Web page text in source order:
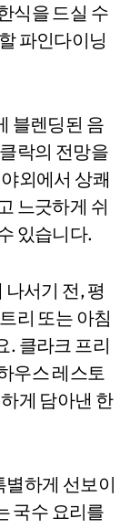
식을 드실 수
파인다이닝
블렌딩된 음
락의 전망을
외에서 상쾌
느긋하게 쉬
있습니다.
서기 전, 평
리 또는 아침
. 클라크 프리
우스 레스토
게 담아낸 한
별하게 선보이
국수 요리를